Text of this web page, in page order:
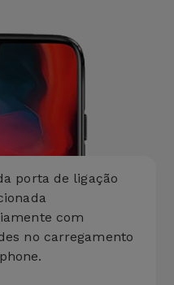
porta de ligação
com
no carregamento